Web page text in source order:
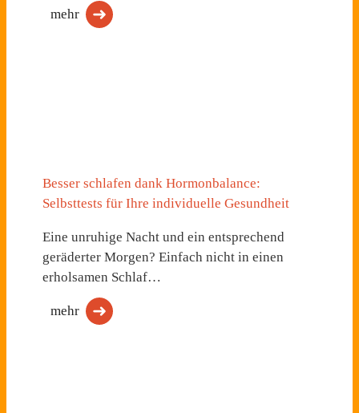
mehr
Besser schlafen dank Hormonbalance:
Selbsttests für Ihre individuelle Gesundheit
Eine unruhige Nacht und ein entsprechend
geräderter Morgen? Einfach nicht in einen
erholsamen Schlaf…
mehr